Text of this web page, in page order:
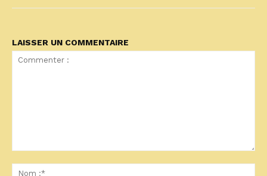
LAISSER UN COMMENTAIRE